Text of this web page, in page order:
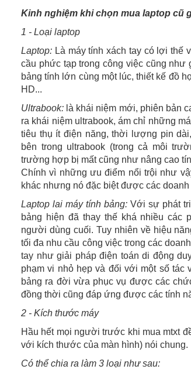
Kinh nghiệm khi chọn mua laptop cũ
1 - Loại laptop
Laptop: Là máy tính xách tay có lợi thế
cầu phức tạp trong công việc cũng
bảng tính lớn cùng một lúc, thiết kế đồ
HD...
Ultrabook: là khái niệm mới, phiên bản
ra khái niệm ultrabook, ám chỉ những
tiêu thụ ít điện năng, thời lượng pin
bên trong ultrabook (trong cả môi
trường hợp bị mất cũng như nâng cao
Chính vì những ưu điểm nổi trội như
khác nhưng nó đặc biệt được các
Laptop lai máy tính bảng:Với sự phát
bảng hiện đã thay thế khá nhiều các
người dùng cuối. Tuy nhiên về hiệu
tối đa nhu cầu công việc trong các
tay như giải pháp điện toán di động
phạm vi nhỏ hẹp và đối với một số tác
bảng ra đời vừa phục vụ được các
đồng thời cũng đáp ứng được các tính
2 - Kích thước máy
Hầu hết mọi người trước khi mua mtxt
với kích thước của màn hình) nói chung.
Có thể chia ra làm 3 loại như sau: